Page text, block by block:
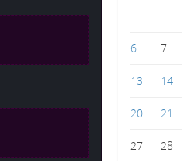
6 7
13 14
20 21
27 28